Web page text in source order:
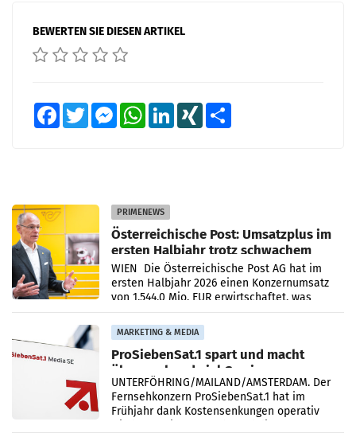
BEWERTEN SIE DIESEN ARTIKEL
FacebookTwitter MessengerWhatsAppLinkedInXING
PRIMENEWS
Österreichische Post: Umsatzplus im
ersten Halbjahr trotz schwachem
Briefgeschäft
WIEN Die Österreichische Post AG hat im
ersten Halbjahr 2026 einen Konzernumsatz
von 1.544,0 Mio. EUR erwirtschaftet, was
einem Plus von 3,8 Prozent gegenüber dem
Vergleichszeitraum
MARKETING & MEDIA
ProSiebenSat.1 spart und macht
überraschend viel Gewinn
UNTERFÖHRING/MAILAND/AMSTERDAM. Der
Fernsehkonzern ProSiebenSat.1 hat im
Frühjahr dank Kostensenkungen operativ